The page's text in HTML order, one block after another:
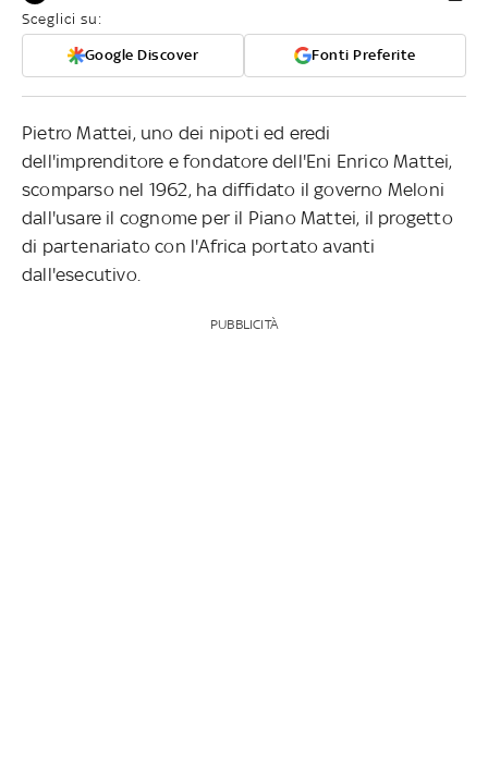
Sceglici su:
Google Discover Fonti Preferite
Pietro Mattei, uno dei nipoti ed eredi
dell'imprenditore e fondatore dell'Eni Enrico Mattei,
scomparso nel 1962, ha diffidato il governo Meloni
dall'usare il cognome per il Piano Mattei, il progetto
di partenariato con l'Africa portato avanti
dall'esecutivo.
PUBBLICITÀ